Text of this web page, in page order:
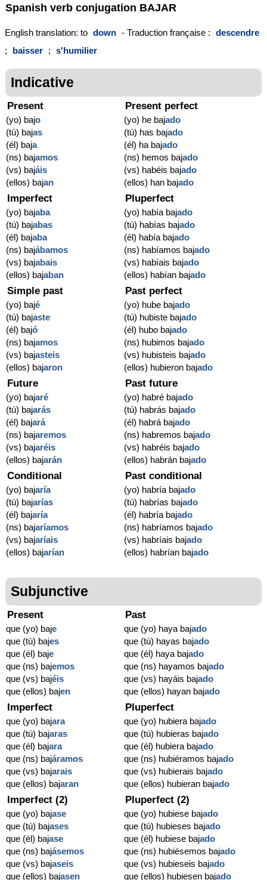
Spanish verb conjugation BAJAR
English translation: to down - Traduction française : descendre
;
baisser ; s'humilier
Indicative
Present
(yo) bajo
(tú) bajas
(él) baja
(ns) bajamos
(vs) bajáis
(ellos) bajan
Present perfect
(yo) he bajado
(tú) has bajado
(él) ha bajado
(ns) hemos bajado
(vs) habéis bajado
(ellos) han bajado
Imperfect
(yo) bajaba
(tú) bajabas
(él) bajaba
(ns) bajábamos
(vs) bajabais
(ellos) bajaban
Pluperfect
(yo) había bajado
(tú) habías bajado
(él) había bajado
(ns) habíamos bajado
(vs) habíais bajado
(ellos) habían bajado
Simple past
(yo) bajé
(tú) bajaste
(él) bajó
(ns) bajamos
(vs) bajasteis
(ellos) bajaron
Past perfect
(yo) hube bajado
(tú) hubiste bajado
(él) hubo bajado
(ns) hubimos bajado
(vs) hubisteis bajado
(ellos) hubieron bajado
Future
(yo) bajaré
(tú) bajarás
(él) bajará
(ns) bajaremos
(vs) bajaréis
(ellos) bajarán
Past future
(yo) habré bajado
(tú) habrás bajado
(él) habrá bajado
(ns) habremos bajado
(vs) habréis bajado
(ellos) habrán bajado
Conditional
(yo) bajaría
(tú) bajarías
(él) bajaría
(ns) bajaríamos
(vs) bajaríais
(ellos) bajarían
Past conditional
(yo) habría bajado
(tú) habrías bajado
(él) habría bajado
(ns) habríamos bajado
(vs) habríais bajado
(ellos) habrían bajado
Subjunctive
Present
que (yo) baje
que (tú) bajes
que (él) baje
que (ns) bajemos
que (vs) bajéis
que (ellos) bajen
Past
que (yo) haya bajado
que (tú) hayas bajado
que (él) haya bajado
que (ns) hayamos bajado
que (vs) hayáis bajado
que (ellos) hayan bajado
Imperfect
que (yo) bajara
que (tú) bajaras
que (él) bajara
que (ns) bajáramos
que (vs) bajarais
que (ellos) bajaran
Pluperfect
que (yo) hubiera bajado
que (tú) hubieras bajado
que (él) hubiera bajado
que (ns) hubiéramos bajado
que (vs) hubierais bajado
que (ellos) hubieran bajado
Imperfect (2)
que (yo) bajase
que (tú) bajases
que (él) bajase
que (ns) bajásemos
que (vs) bajaseis
que (ellos) bajasen
Pluperfect (2)
que (yo) hubiese bajado
que (tú) hubieses bajado
que (él) hubiese bajado
que (ns) hubiésemos bajado
que (vs) hubieseis bajado
que (ellos) hubiesen bajado